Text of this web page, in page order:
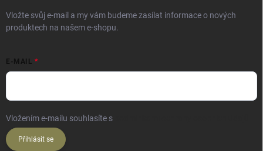
Vložte svůj e-mail a my vám budeme zasílat informace o nových
produktech na našem e-shopu.
E-MAIL
Vložením e-mailu souhlasíte s
Přihlásit se